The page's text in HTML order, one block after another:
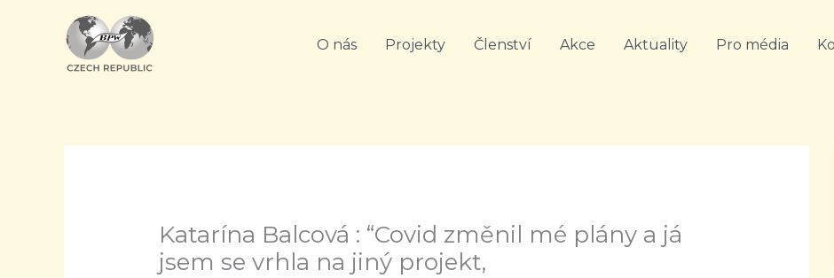
O nás Projekty Členství Akce Aktuality Pro média
Katarína Balcová : “Covid změnil mé plány a já
jsem se vrhla na jiný projekt,